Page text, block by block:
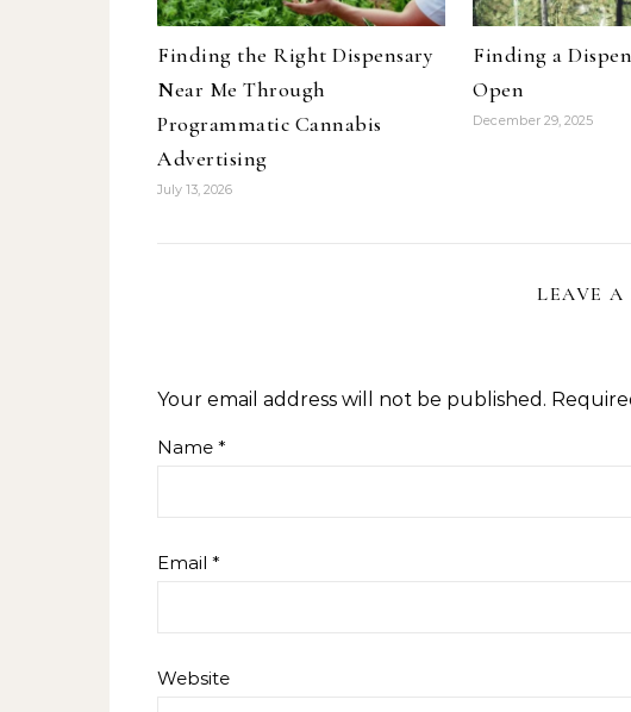
Finding the Right Dispensary
Near Me Through
Programmatic Cannabis
Advertising
July 13, 2026
Finding a
Open
December 29, 2025
LEAVE A
Your email address will not be published.
Name *
Email *
Website